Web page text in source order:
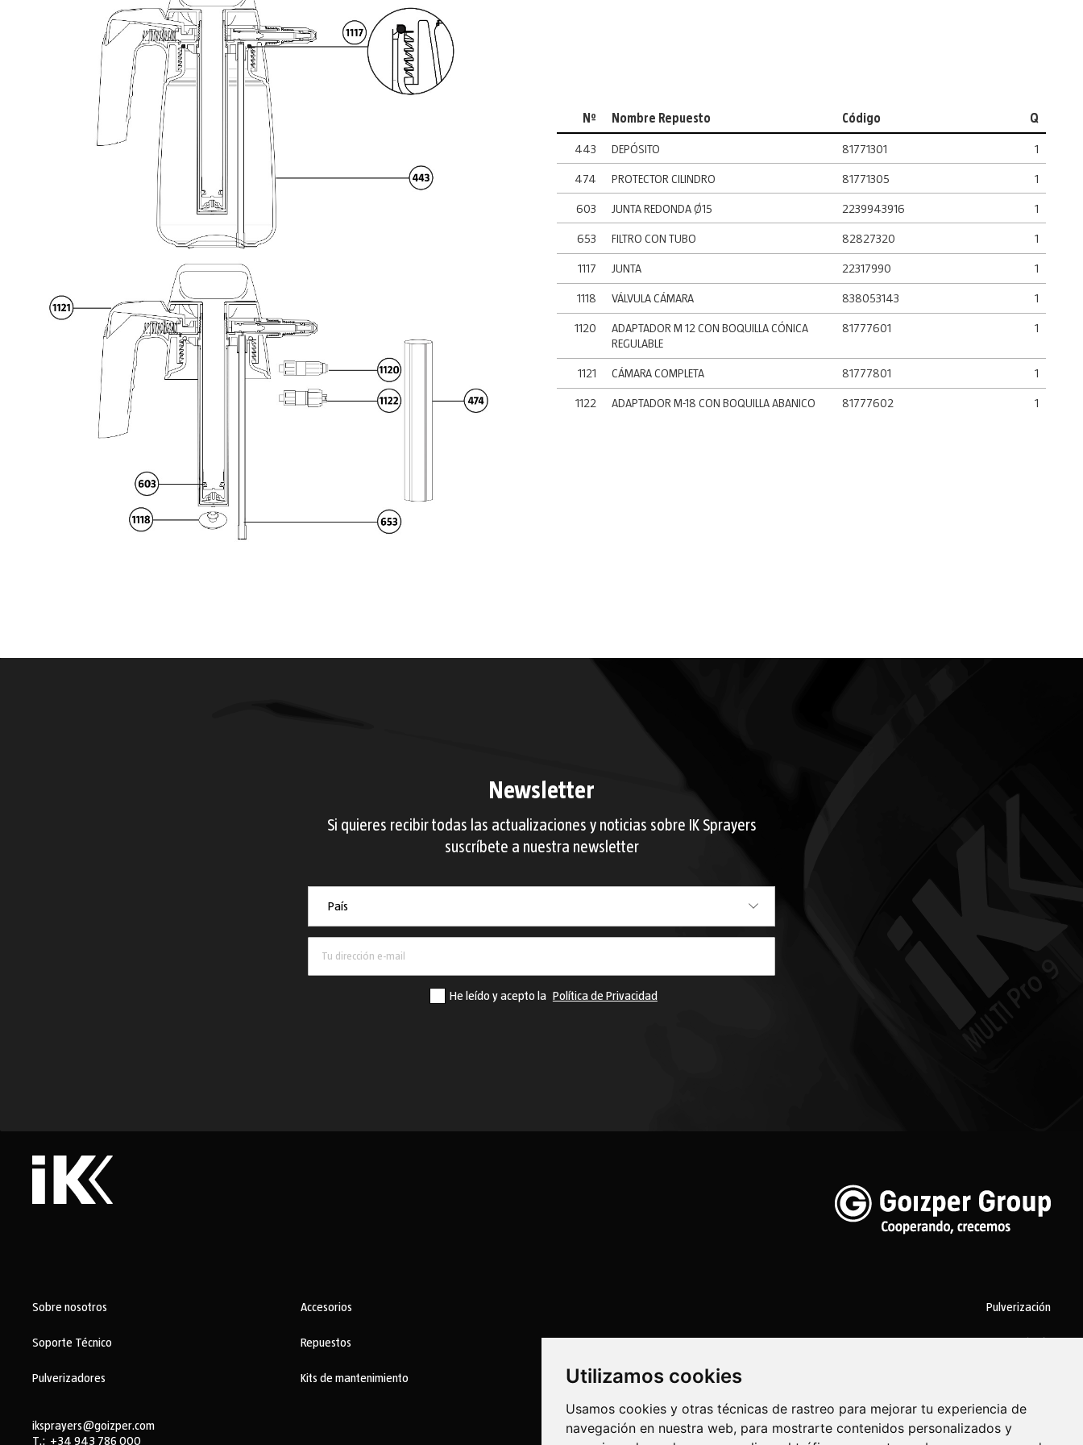
Utilizamos cookies
Usamos cookies y otras técnicas de rastreo para mejorar tu experiencia de
navegación en nuestra web, para mostrarte contenidos personalizados y
Nº Nombre Repuesto Código Q
443 DEPÓSITO 81771301 1
474 PROTECTOR CILINDRO 81771305 1
603 JUNTA REDONDA Ø15 2239943916 1
653 FILTRO CON TUBO 82827320 1
1117 JUNTA 22317990 1
1118 VÁLVULA CÁMARA 838053143 1
1120
ADAPTADOR M 12 CON BOQUILLA CÓNICA
REGULABLE
81777601 1
1121 CÁMARA COMPLETA 81777801 1
1122 ADAPTADOR M-18 CON BOQUILLA ABANICO 81777602 1
Newsletter
Si quieres recibir todas las actualizaciones y noticias sobre IK Sprayers
suscríbete a nuestra newsletter
País
He leído y acepto la Política de Privacidad
Sobre nosotros
Soporte Técnico
Pulverizadores
Accesorios
Repuestos
Kits de mantenimiento
iksprayers@goizper.com
T.: +34 943 786 000
Pulverización
Goizper S.Coop. Antigua, 4 20577 Antzuola (Gipuzkoa)